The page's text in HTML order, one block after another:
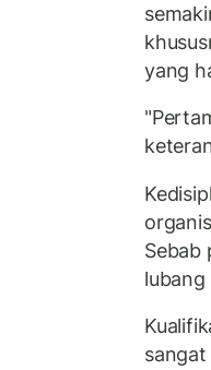
yang
Sebab
sangat